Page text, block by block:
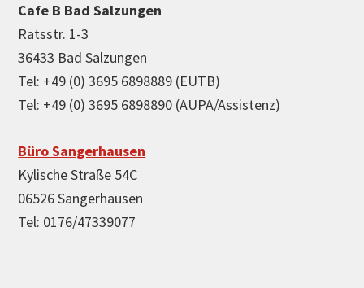
Cafe B Bad Salzungen
Ratsstr. 1-3
36433 Bad Salzungen
Tel: +49 (0) 3695 6898889 (EUTB)
Tel: +49 (0) 3695 6898890 (AUPA/Assistenz)
Büro Sangerhausen
Kylische Straße 54C
06526 Sangerhausen
Tel: 0176/47339077